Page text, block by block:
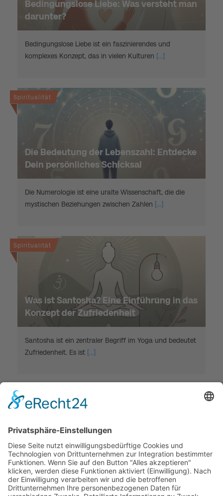
Bedingungslose Liebe: Was versteht man
darunter?
Bedingungslose Liebe ist ein faszinierendes und
komplexes Konzept, das in vielen Kulturen [...]
Spiritualität
Die Bedeutung der Lebenszahl: Entdecke
Dein persönliches Schicksal
Die Numerologie ist eine uralte Wissenschaft, die die
mystischen Beziehungen zwischen Zahlen [...]
Spiritualität
Was ist Santosha? Eine Einführung in das
Konzept der Zufriedenheit
Santosha ist ein zentraler Begriff im Yoga und bedeutet
Zufriedenheit. Es ist [...]